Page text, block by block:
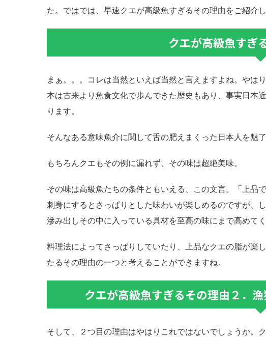
た。ではでは、早速クエが高級魚すぎるその理由をご紹介し
クエが高級魚すぎ
まぁ。。。コレは当然といえば当然と言えますよね。やは
本は古来より魚食文化で歩んできた歴史もあり、事実日本
ります。
そんなある意味魚介に関して舌の肥えまくった日本人を魅
もちろんクエもその例に漏れず、その味は超絶美味。
その味は高級魚たちの条件ともいえる、この文言。「上品
刺身にするとさっぱりとした味わいが楽しめるのですが、
滲み出しその中に入っている具材を至高の味にまで高めてく
料理法によってさっぱりしていたり、上品なクエの脂が楽
たるその理由の一つと考えることができますね。
クエが高級魚すぎるその理由２．
そして、２つ目の理由はやはりこれではないでしょうか。